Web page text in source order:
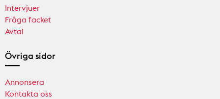
Intervjuer
Fråga facket
Avtal
Övriga sidor
Annonsera
Kontakta oss